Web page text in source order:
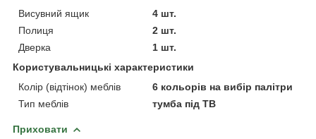
Висувний ящик
4 шт.
Полиця
2 шт.
Дверка
1 шт.
Користувальницькі характеристики
Колір (відтінок) меблів
6 кольорів на вибір палітри
Тип меблів
тумба під ТВ
Приховати